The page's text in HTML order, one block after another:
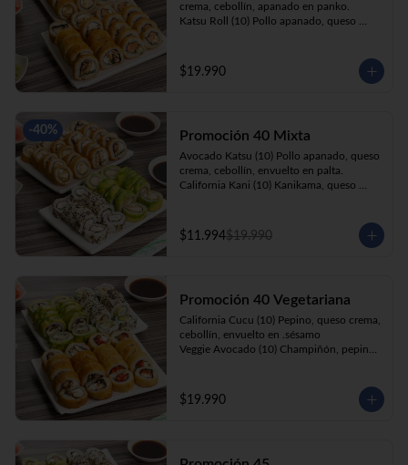
crema, cebollín, apanado en panko.
Katsu Roll (10) Pollo apanado, queso
cebollín, apanado en panko.
Kani Roll(10) Kanikama, queso crema,
$19.990
-40% Promoción 40 Mixta
Avocado Katsu (10) Pollo apanado, queso
crema, cebollín, envuelto en palta.
California Kani (10) Kanikama, queso
crema, cebollín, apanado en panko.
Champi Roll (10) Champiñón, queso
$11.994$19.990
Promoción 40 Vegetariana
California Cucu (10) Pepino, queso crema,
cebollín, envuelto en .sésamo
Veggie Avocado (10) Champiñón, pepino,
crema envuelto en panko.
Champi Roll(10) Champiñón, queso
$19.990